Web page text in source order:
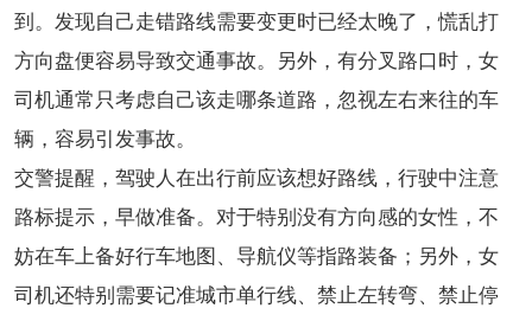
到。发现自己走错路线需要变更时已经太晚了，慌乱打
方向盘便容易导致交通事故。另外，有分叉路口时，女
司机通常只考虑自己该走哪条道路，忽视左右来往的车
辆，容易引发事故。
交警提醒，驾驶人在出行前应该想好路线，行驶中注意
路标提示，早做准备。对于特别没有方向感的女性，不
妨在车上备好行车地图、导航仪等指路装备；另外，女
司机还特别需要记准城市单行线、禁止左转弯、禁止停